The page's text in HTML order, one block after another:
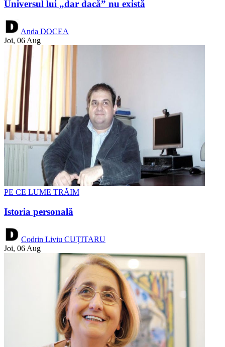
Universul lui „dar dacă” nu există
Anda DOCEA
Joi, 06 Aug
PE CE LUME TRĂIM
Istoria personală
Codrin Liviu CUȚITARU
Joi, 06 Aug